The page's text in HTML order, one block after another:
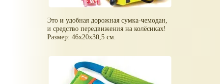
Это и удобная дорожная сумка-чемодан,
и средство передвижения на колёсиках!
Размер: 46х20х30,5 см.